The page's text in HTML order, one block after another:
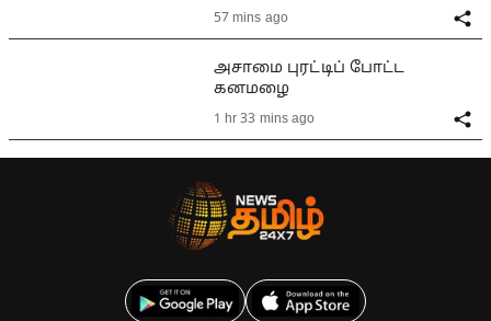
57 mins ago
அசாமை புரட்டிப் போட்ட
கனமழை
1 hr 33 mins ago